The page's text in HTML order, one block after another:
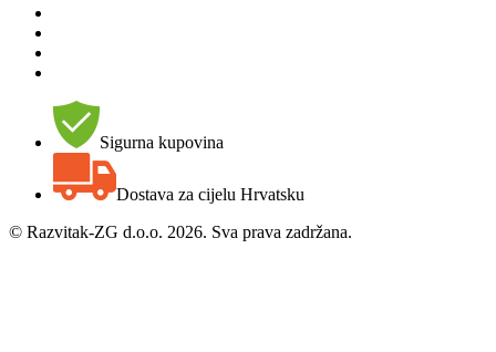
Sigurna kupovina
Dostava za cijelu Hrvatsku
© Razvitak-ZG d.o.o. 2026. Sva prava zadržana.